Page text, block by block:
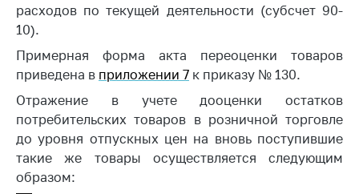
Горячая линия
Вышестоящий
государственный
орган
Важное на сайте
Сообщить о росте
цен
расходов по текущей деятельности (субсчет 90-
10).
Примерная форма акта переоценки товаров
приведена в приложении 7 к приказу № 130.
Отражение в учете дооценки остатков
потребительских товаров в розничной торговле
до уровня отпускных цен на вновь поступившие
такие же товары осуществляется следующим
образом: